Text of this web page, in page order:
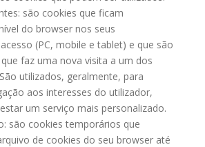
são cookies que ficam
do browser nos seus
(PC, mobile e tablet) e que são
faz uma nova visita a um dos
utilizados, geralmente, para
aos interesses do utilizador,
um serviço mais personalizado.
são cookies temporários que
de cookies do seu browser até